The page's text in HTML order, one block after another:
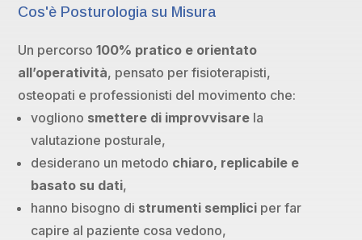
Cos'è Posturologia su Misura
Un percorso100% pratico e orientato
all’operatività, pensato per fisioterapisti,
osteopati e professionisti del movimento che:
vogliono smettere di improvvisare la
valutazione posturale,
desiderano un metodo chiaro, replicabile e
basato su dati,
hanno bisogno di strumenti semplici per far
capire al paziente cosa vedono,